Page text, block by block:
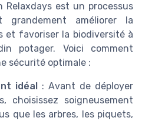
est un processus
améliorer la
et favoriser la biodiversité à
potager. Voici comment
sécurité optimale :
idéal
: Avant de déployer
choisissez soigneusement
que les arbres, les piquets,